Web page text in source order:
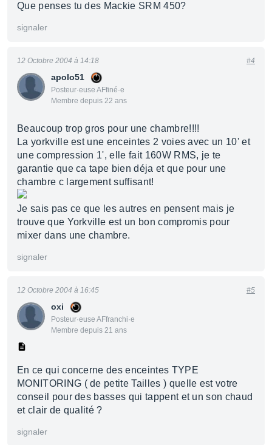
Que penses tu des Mackie SRM 450?
signaler
apolo51
Posteur·euse AFfiné·e
Membre depuis 22 ans
12 Octobre 2004 à 14:18 #4
Beaucoup trop gros pour une chambre!!!!
La yorkville est une enceintes 2 voies avec un 10' et
une compression 1', elle fait 160W RMS, je te
garantie que ca tape bien déja et que pour une
chambre c largement suffisant!
Je sais pas ce que les autres en pensent mais je
trouve que Yorkville est un bon compromis pour
mixer dans une chambre.
signaler
oxi
Posteur·euse AFfranchi·e
Membre depuis 21 ans
12 Octobre 2004 à 16:45 #5
En ce qui concerne des enceintes TYPE
MONITORING ( de petite Tailles ) quelle est votre
conseil pour des basses qui tappent et un son chaud
et clair de qualité ?
signaler